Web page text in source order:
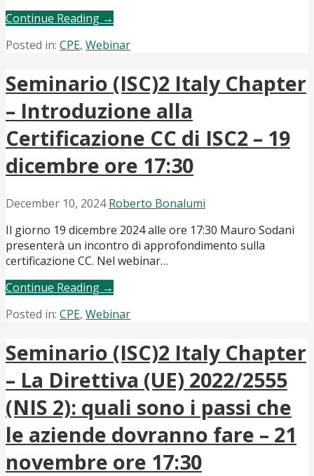
Continue Reading →
Posted in: CPE, Webinar
Seminario (ISC)2 Italy Chapter
– Introduzione alla
Certificazione CC di ISC2 – 19
dicembre ore 17:30
December 10, 2024 Roberto Bonalumi
Il giorno 19 dicembre 2024 alle ore 17:30 Mauro Sodani
presenterà un incontro di approfondimento sulla
certificazione CC. Nel webinar…
Continue Reading →
Posted in: CPE, Webinar
Seminario (ISC)2 Italy Chapter
– La Direttiva (UE) 2022/2555
(NIS 2): quali sono i passi che
le aziende dovranno fare – 21
novembre ore 17:30